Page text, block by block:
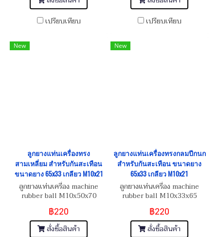
เปรียบเทียบ
เปรียบเทียบ
New
ลูกยางแท่นเครื่องทรง
สามเหลี่ยม สำหรับกันสะเทือน
ขนาดยาง 65x33 เกลียว M10x21
ลูกยางแท่นเครื่อง machine
rubber ball M10x50x70
กระแทกปีกนกล่าง
฿220
สั่งซื้อสินค้า
New
ลูกยางแท่นเครื่องทรงกลมปีกนก
สำหรับกันสะเทือน ขนาดยาง
65x33 เกลียว M10x21
ลูกยางแท่นเครื่อง machine
rubber ball M10x33x65
กระแทกปีกนกล่าง
฿220
สั่งซื้อสินค้า